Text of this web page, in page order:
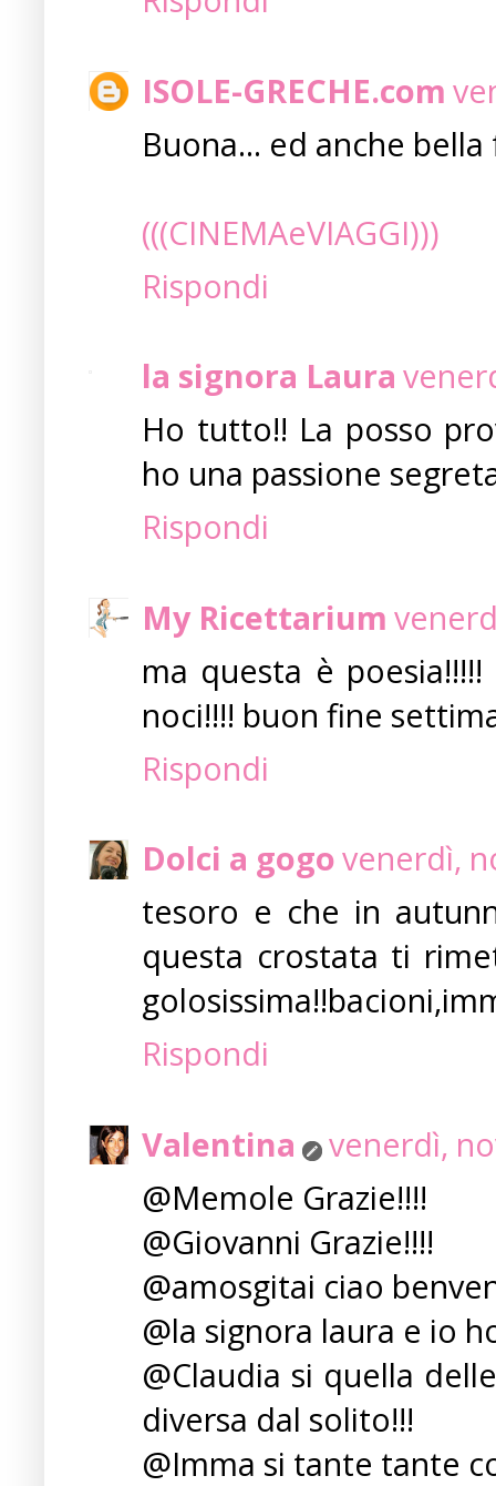
ISOLE-GRECHE.com
Buona... ed anche
(((CINEMAeVIAGGI)))
Rispondi
la signora Laura
Ho tutto!! La posso
ho una passione
Rispondi
My Ricettarium
ma questa è
noci!!!! buon fine
Rispondi
Dolci a gogovenerdì,
tesoro e che in
questa crostata ti
Rispondi
Valentina
venerdì,
@Memole Grazie!!!!
@Giovanni Grazie!!!!
@amosgitai ciao
@la signora laura e io
@Claudia si quella
diversa dal solito!!!
@Imma si tante tante